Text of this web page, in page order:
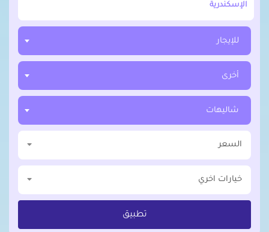
أبحث عن مدينة, محافظة, حي
للإيجار
أخرى
شاليهات
السعر
خيارات اخري
تطبيق